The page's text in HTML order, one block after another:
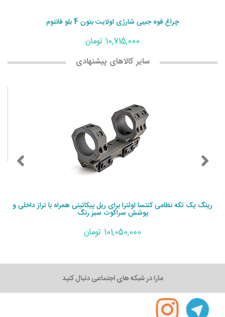
چراغ قوه جیبی شارژی اولایت بتون 4 بلو فانتوم
10,715,000 تومان
سایر کالاهای پیشنهادی
رینگ یک تکه نظامی کنتسا اولترا برای ریل پیکاتینی همراه با تراز داخلی و
پوشش سراکوت سبز رنگ
101,050,000 تومان
مارا در شبکه های اجتماعی دنبال کنید